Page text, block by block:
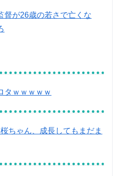
督が26歳の若さで亡くな
タｗｗｗｗｗ
ちゃん、成長してもまだま